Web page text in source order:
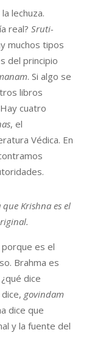
lechuza.
real? Sruti-
muchos tipos
del principio
. Si algo se
libros
cuatro
, el
Védica. En
Krishna es el
es el
Brahma es
dice
govindam
dice que
y la fuente del